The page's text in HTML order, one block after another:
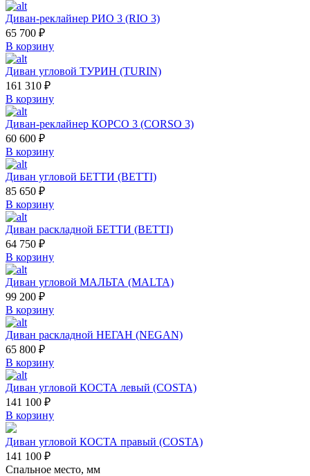
Диван-реклайнер РИО 3 (RIO 3)
65 700 ₽
В корзину
Диван угловой ТУРИН (TURIN)
161 310 ₽
В корзину
Диван-реклайнер КОРСО 3 (CORSO 3)
60 600 ₽
В корзину
Диван угловой БЕТТИ (BETTI)
85 650 ₽
В корзину
Диван раскладной БЕТТИ (BETTI)
64 750 ₽
В корзину
Диван угловой МАЛЬТА (MALTA)
99 200 ₽
В корзину
Диван раскладной НЕГАН (NEGAN)
65 800 ₽
В корзину
Диван угловой КОСТА левый (COSTA)
141 100 ₽
В корзину
Диван угловой КОСТА правый (COSTA)
141 100 ₽
Спальное место, мм